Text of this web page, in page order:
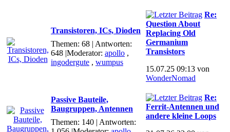
Transistoren, ICs, Dioden
Themen: 68 | Antworten:
648 |Moderator: apollo ,
ingodergute , wumpus
Re:
Question About
Replacing Old
Germanium
Transistors
15.07.25 09:13 von
WonderNomad
Passive Bauteile,
Baugruppen, Antennen
Themen: 140 | Antworten:
Re:
Ferrit-Antennen und
andere kleine Loops